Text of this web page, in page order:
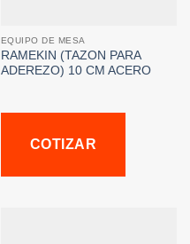
EQUIPO DE MESA
RAMEKIN (TAZON PARA
ADEREZO) 10 CM ACERO
COTIZAR